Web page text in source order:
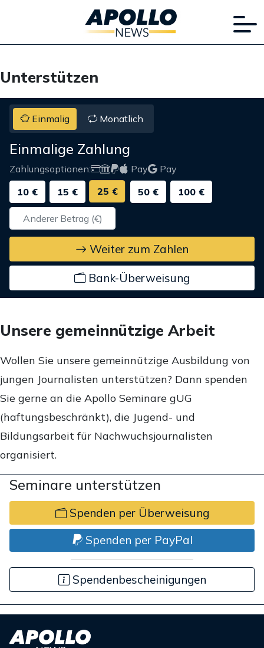
Unterstützen
Einmalig Monatlich
Einmalige Zahlung
Zahlungsoptionen: Pay
Pay
10 €
15 € 25 € 50 € 100 €
Weiter zum Zahlen
Bank-Überweisung
Unsere gemeinnützige Arbeit
Wollen Sie unsere gemeinnützige Ausbildung von
jungen Journalisten unterstützen? Dann spenden
Sie gerne an die Apollo Seminare gUG
(haftungsbeschränkt), die Jugend- und
Bildungsarbeit für Nachwuchsjournalisten
organisiert.
Seminare unterstützen
Spenden per Überweisung
Spenden per PayPal
Spendenbescheinigungen